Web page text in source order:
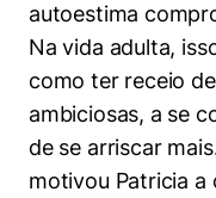
autoestima
Na vida adulta,
como ter receio
ambiciosas, a se
de se arriscar
motivou Patricia a